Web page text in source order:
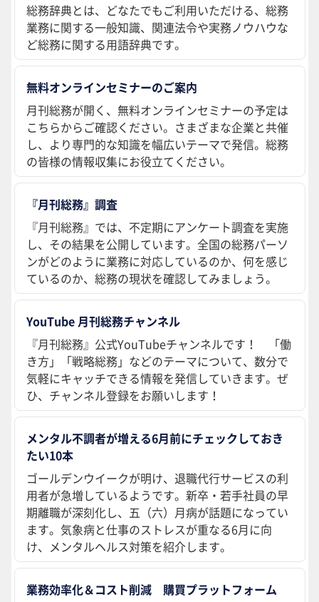
総務辞典とは、どなたでもご利用いただける、総務
業務に関する一般知識、関連法令や実務ノウハウな
ど総務に関する用語辞典です。
無料オンラインセミナーのご案内
月刊総務が開く、無料オンラインセミナーの予定は
こちらからご確認ください。さまざまな企業と共催
し、より専門的な知識を幅広いテーマで発信。総務
の皆様の情報収集にお役立てください。
『月刊総務』調査
『月刊総務』では、不定期にアンケート調査を実施
し、その結果を公開しています。全国の総務パーソ
ンがどのように業務に対応しているのか、何を感じ
ているのか、総務の現状を確認してみましょう。
YouTube 月刊総務チャンネル
『月刊総務』公式YouTubeチャンネルです！ 「働
き方」「戦略総務」などのテーマについて、数分で
気軽にキャッチできる情報を発信していきます。ぜ
ひ、チャンネル登録をお願いします！
メンタル不調者が増える6月前にチェックしておき
たい10本
ゴールデンウイークが明け、退職代行サービスの利
用者が急増しているようです。新卒・若手社員の早
期離職が深刻化し、五（六）月病が話題になってい
ます。気象病と仕事のストレスが重なる6月に向
け、メンタルヘルス対策を紹介します。
業務効率化＆コスト削減 購買プラットフォーム